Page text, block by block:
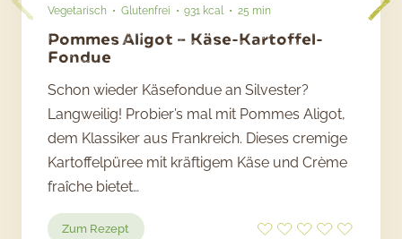
Vegetarisch Glutenfrei 931 kcal 25 min
Pommes Aligot – Käse-Kartoffel-
Fondue
Schon wieder Käsefondue an Silvester?
Langweilig! Probier’s mal mit Pommes Aligot,
dem Klassiker aus Frankreich. Dieses cremige
Kartoffelpüree mit kräftigem Käse und Crème
fraîche bietet…
Zum Rezept